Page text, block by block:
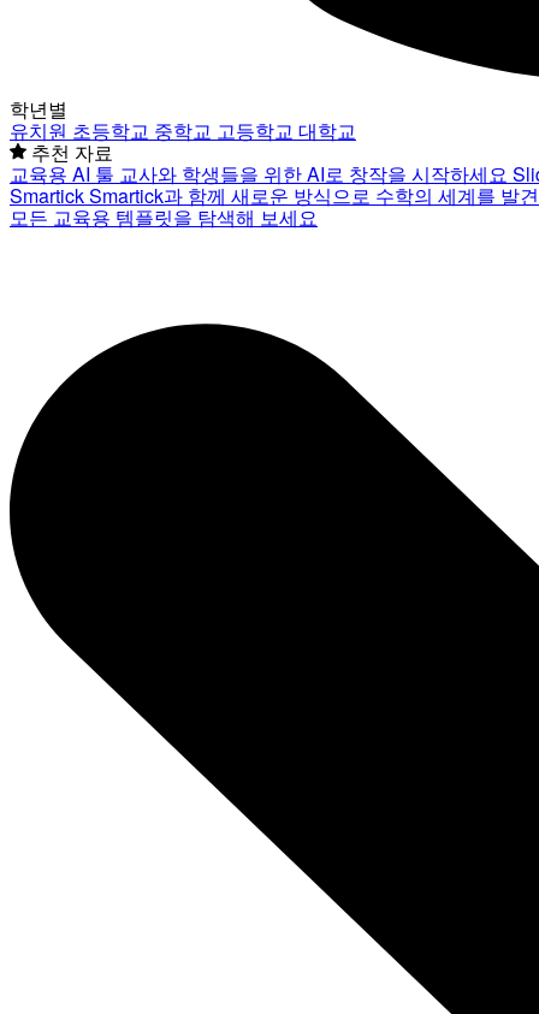
학년별
유치원 초등학교 중학교 고등학교 대학교
추천 자료
교육용 AI 툴 교사와 학생들을 위한 AI로 창작을 시작하세요
SmartickSmartick과 함께 새로운 방식으로 수학의 세계를 발
모든 교육용 템플릿을 탐색해 보세요